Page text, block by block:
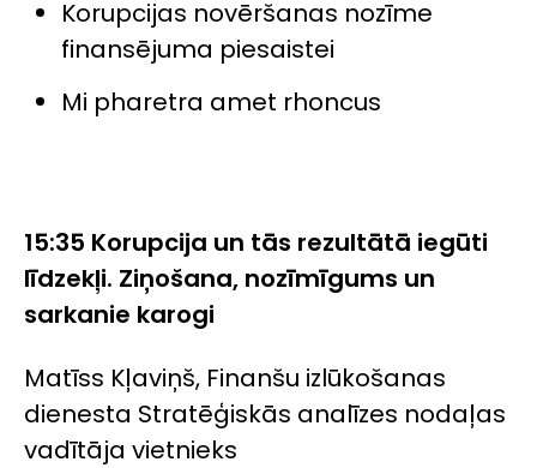
Korupcijas novēršanas nozīme
finansējuma piesaistei
Mi pharetra amet rhoncus
15:35 Korupcija un tās rezultātā iegūti
līdzekļi. Ziņošana, nozīmīgums un
sarkanie karogi
Matīss Kļaviņš, Finanšu izlūkošanas
dienesta Stratēģiskās analīzes nodaļas
vadītāja vietnieks